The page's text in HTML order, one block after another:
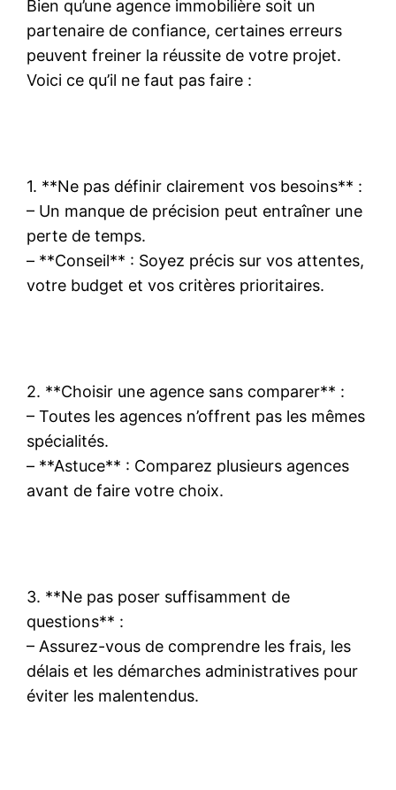
Bien qu’une agence immobilière soit un
partenaire de confiance, certaines erreurs
peuvent freiner la réussite de votre projet.
Voici ce qu’il ne faut pas faire :
1. **Ne pas définir clairement vos besoins** :
– Un manque de précision peut entraîner une
perte de temps.
– **Conseil** : Soyez précis sur vos attentes,
votre budget et vos critères prioritaires.
2. **Choisir une agence sans comparer** :
– Toutes les agences n’offrent pas les mêmes
spécialités.
– **Astuce** : Comparez plusieurs agences
avant de faire votre choix.
3. **Ne pas poser suffisamment de
questions** :
– Assurez-vous de comprendre les frais, les
délais et les démarches administratives pour
éviter les malentendus.